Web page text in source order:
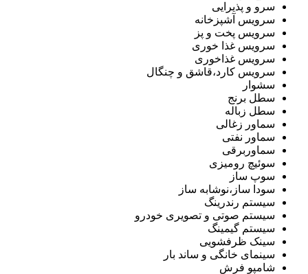
سرو و پذیرایی
سرویس آشپزخانه
سرویس پخت و پز
سرویس غذا خوری
سرویس غذاخوری
سرویس کارد،قاشق و چنگال
سشوار
سطل برنج
سطل زباله
سماور زغالی
سماور نفتی
سماوربرقی
سوئیچ رومیزی
سوپ ساز
سودا ساز،نوشابه ساز
سیستم رندرینگ
سیستم صوتی و تصویری خودرو
سیستم گیمینگ
سینک ظرفشویی
سینمای خانگی و ساند بار
شامپو فرش